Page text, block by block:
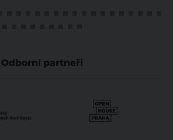
Odborní partneři